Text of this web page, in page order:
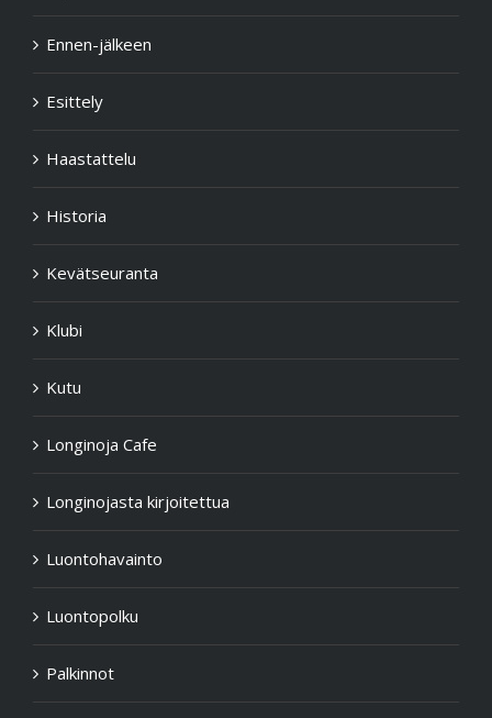
Ennen-jälkeen
Esittely
Haastattelu
Historia
Kevätseuranta
Klubi
Kutu
Longinoja Cafe
Longinojasta kirjoitettua
Luontohavainto
Luontopolku
Palkinnot